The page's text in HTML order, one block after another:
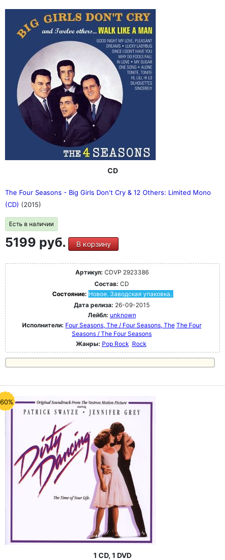
CD
The Four Seasons - Big Girls Don't Cry & 12 Others: Limited Mono
(CD) (2015)
Есть в наличии
5199 руб. В корзину
Артикул: CDVP 2923386
Состав: CD
Состояние: Новое. Заводская упаковка.
Дата релиза: 26-09-2015
Лейбл: unknown
Исполнители: Four Seasons, The / Four Seasons, The The Four
Seasons / The Four Seasons
Жанры: Pop Rock Rock
1 CD, 1 DVD